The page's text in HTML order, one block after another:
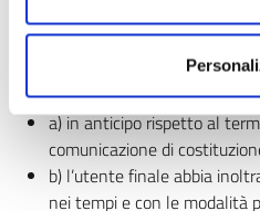
sia stata limitata, sospesa o
presenza di invio della
a) in anticipo rispetto al
comunicazione di
b) l’utente finale abbia
nei tempi e con le modalità